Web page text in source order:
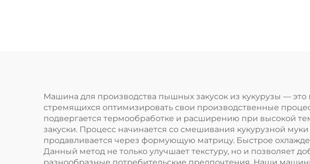
Машина для производства пышных закусок из кукурузы —
стремящихся оптимизировать свои производственные
подвергается термообработке и расширению при высокой
закуски. Процесс начинается со смешивания кукурузной
продавливается через формующую матрицу. Быстрое
Данный метод не только улучшает текстуру, но и позволяет